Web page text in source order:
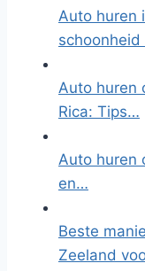
Auto huren
Auto huren
Rica: Tips…
Auto huren
en…
Beste
Zeeland